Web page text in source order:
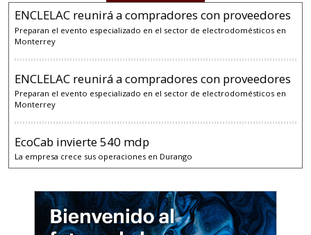
ENCLELAC reunirá a compradores con proveedores
Preparan el evento especializado en el sector de electrodomésticos en
Monterrey
ENCLELAC reunirá a compradores con proveedores
Preparan el evento especializado en el sector de electrodomésticos en
Monterrey
EcoCab invierte 540 mdp
La empresa crece sus operaciones en Durango